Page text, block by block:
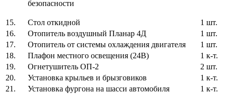
безопасности
15. Стол откидной
1 шт.
16.
Отопитель воздушный Планар 4Д
1 шт.
17.
Отопитель от системы охлаждения двигателя
1 шт.
18.
Плафон местного освещения (24В)
1 к-т.
19.
Огнетушитель ОП-2
2 шт.
20.
Установка крыльев и брызговиков
1 к-т.
21.
Установка фургона на шасси автомобиля 1 к-т.